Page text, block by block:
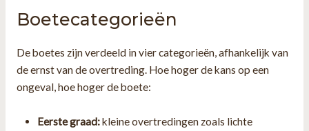
Boetecategorieën
De boetes zijn verdeeld in vier categorieën, afhankelijk van
de ernst van de overtreding. Hoe hoger de kans op een
ongeval, hoe hoger de boete:
Eerste graad:kleine overtredingen zoals lichte